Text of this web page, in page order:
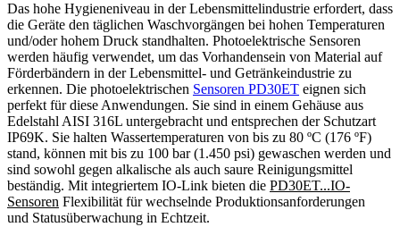
Das hohe Hygieneniveau in der Lebensmittelindustrie erfordert, dass
die Geräte den täglichen Waschvorgängen bei hohen Temperaturen
und/oder hohem Druck standhalten. Photoelektrische Sensoren
werden häufig verwendet, um das Vorhandensein von Material auf
Förderbändern in der Lebensmittel- und Getränkeindustrie zu
erkennen. Die photoelektrischen Sensoren PD30ET eignen sich
perfekt für diese Anwendungen. Sie sind in einem Gehäuse aus
Edelstahl AISI 316L untergebracht und entsprechen der Schutzart
IP69K. Sie halten Wassertemperaturen von bis zu 80 ºC (176 ºF)
stand, können mit bis zu 100 bar (1.450 psi) gewaschen werden und
sind sowohl gegen alkalische als auch saure Reinigungsmittel
beständig. Mit integriertem IO-Link bieten die PD30ET...IO-
Sensoren Flexibilität für wechselnde Produktionsanforderungen
und Statusüberwachung in Echtzeit.